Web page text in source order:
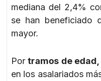
mediana del 2,4%
se han beneficiado
mayor.
Portramos de edad,
en los asalariados